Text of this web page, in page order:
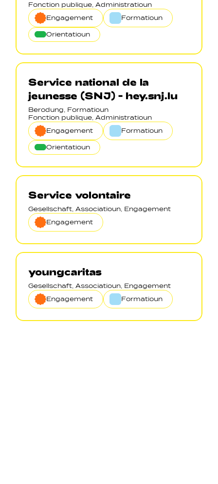
Fonction publique, Administratioun
Engagement
Formatioun
Orientatioun
Service national de la
jeunesse (SNJ) - hey.snj.lu
Berodung, Formatioun
Fonction publique, Administratioun
Engagement
Formatioun
Orientatioun
Service volontaire
Gesellschaft, Associatioun, Engagement
Engagement
youngcaritas
Gesellschaft, Associatioun, Engagement
Engagement
Formatioun